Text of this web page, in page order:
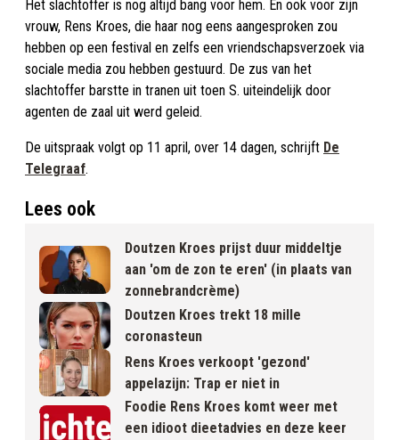
Het slachtoffer is nog altijd bang voor hem. En ook voor zijn
vrouw, Rens Kroes, die haar nog eens aangesproken zou
hebben op een festival en zelfs een vriendschapsverzoek via
sociale media zou hebben gestuurd. De zus van het
slachtoffer barstte in tranen uit toen S. uiteindelijk door
agenten de zaal uit werd geleid.
De uitspraak volgt op 11 april, over 14 dagen, schrijft De
Telegraaf.
Lees ook
Doutzen Kroes prijst duur middeltje
aan 'om de zon te eren' (in plaats van
zonnebrandcrème)
Doutzen Kroes trekt 18 mille
coronasteun
Rens Kroes verkoopt 'gezond'
appelazijn: Trap er niet in
Foodie Rens Kroes komt weer met
een idioot dieetadvies en deze keer